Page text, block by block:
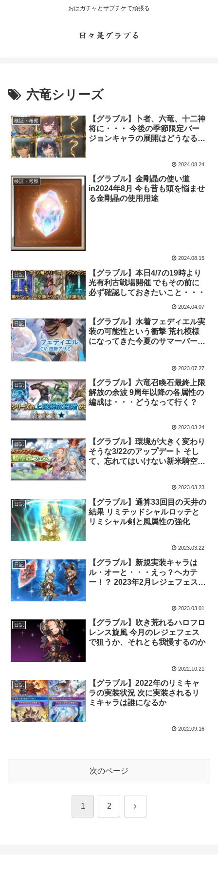
おはガチャとサプチケで頑張る
日々是グラブる
六竜シリーズ
検証・考察
【グラブル】卜者、六竜、十二神
将に・・・ 今後の季節限定バー
ジョンキャラの展開はどうなるの
2024.08.24
検証・考察
【グラブル】金剛晶の使い道
in2024年8月 今も昔も頭を悩ませ
る金剛晶の使用用途
2024.08.15
日記
【グラブル】本日4/7の19時より
光有利古戦場開催 でもその前に
必ず確認しておきたいこと・・・
2024.04.07
日記
【グラブル】水着フェディエル実
装の可能性という衝撃 荒れ模様
になってきた今夏のサマーバージ
2023.07.27
日記
【グラブル】六竜召喚石最終上限
解放の余波 9周年以降の各属性の
編成は・・・どうなって行く？
2023.03.24
日記
【グラブル】環境が大きく変わり
そうな3/22のアップデート そし
て、忘れてはいけない新米騎空士
2023.03.23
日記
【グラブル】通算33回目の天井の
結果 リミテッドシャルロッテと
リミシャル剣と風属性の強化
2023.03.22
日記
【グラブル】新規実装キャラは
ル・オーと・・・えっ？ヘカテ
ー！？ 2023年2月レジェフェス開
2023.03.01
日記
【グラブル】吹き荒れるハロフロ
レンス旋風 今月のレジェフェス
で狙うか、それとも我慢するのか
2022.10.21
日記
【グラブル】2022年のリミキャ
ラの実装状況 次に実装されるリ
ミキャラは誰になるか
2022.09.16
次のページ
1 2 次